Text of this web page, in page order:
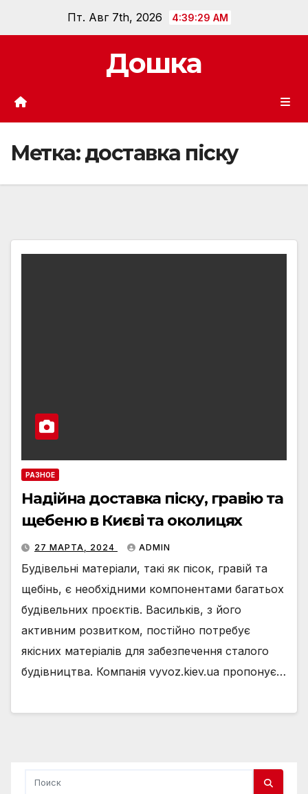
Пт. Авг 7th, 2026 4:39:30 AM
Дошка
Метка:доставка піску
РАЗНОЕ
Надійна доставка піску, гравію та
щебеню в Києві та околицях
27 МАРТА, 2024 ADMIN
Будівельні матеріали, такі як пісок, гравій та
щебінь, є необхідними компонентами багатьох
будівельних проєктів. Васильків, з його
активним розвитком, постійно потребує
якісних матеріалів для забезпечення сталого
будівництва. Компанія vyvoz.kiev.ua пропонує…